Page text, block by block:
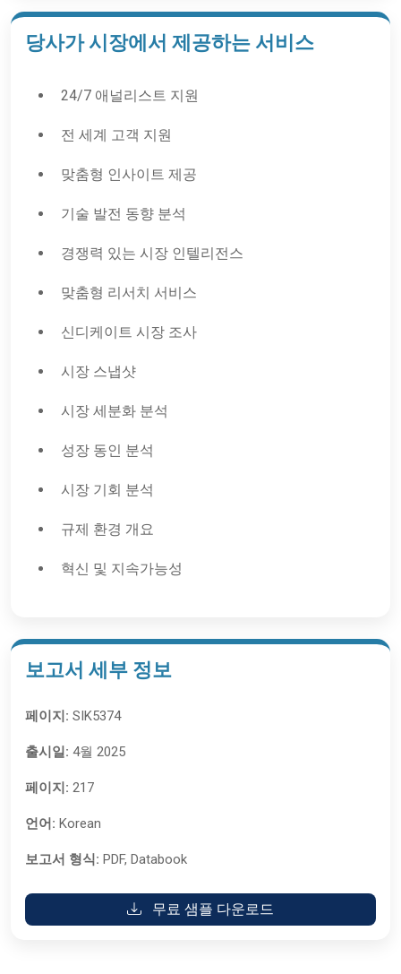
당사가 시장에서 제공하는 서비스
24/7 애널리스트 지원
전 세계 고객 지원
맞춤형 인사이트 제공
기술 발전 동향 분석
경쟁력 있는 시장 인텔리전스
맞춤형 리서치 서비스
신디케이트 시장 조사
시장 스냅샷
시장 세분화 분석
성장 동인 분석
시장 기회 분석
규제 환경 개요
혁신 및 지속가능성
보고서 세부 정보
페이지: SIK5374
출시일: 4월 2025
페이지: 217
언어: Korean
보고서 형식: PDF, Databook
무료 샘플 다운로드